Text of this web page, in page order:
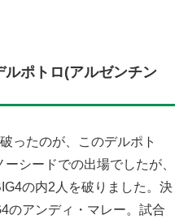
ルポトロ(アルゼンチン
ったのが、このデルポト
シードでの出場でしたが、
の内2人を破りました。決
のアンディ・マレー。試合